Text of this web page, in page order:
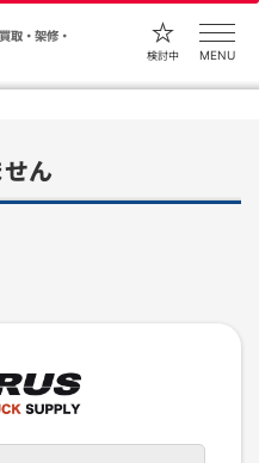
取・架修・
検討中 MENU
ん